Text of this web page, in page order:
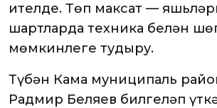
ителде. Төп максат —
шартларда техника белән
мөмкинлеге тудыру.
Түбән Кама муниципаль
Радмир Беляев билгеләп